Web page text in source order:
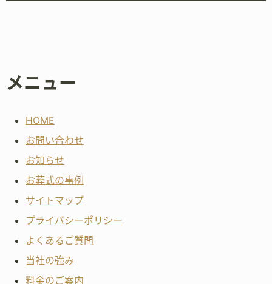
メニュー
HOME
お問い合わせ
お知らせ
お葬式の事例
サイトマップ
プライバシーポリシー
よくあるご質問
当社の強み
料金のご案内